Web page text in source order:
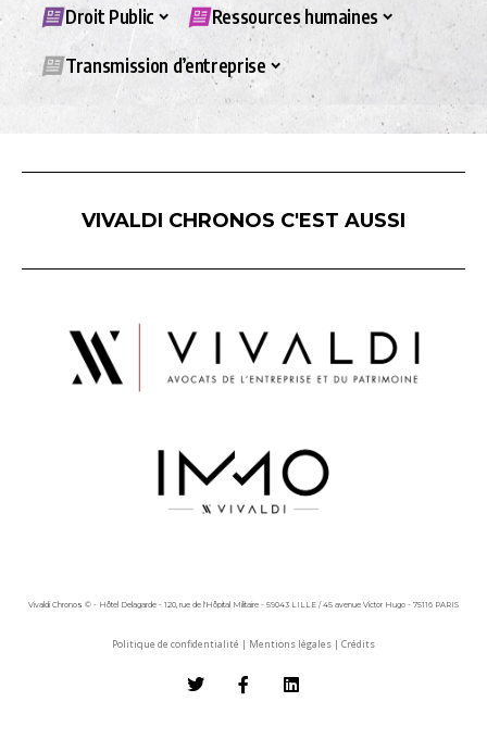
Droit Public Ressources humaines
Transmission d’entreprise
VIVALDI CHRONOS C'EST AUSSI
Vivaldi Chronos © - Hôtel Delagarde - 120, rue de l'Hôpital Militaire - 59043 LILLE / 45 avenue Victor Hugo - 75116 PARIS
Politique de confidentialité | Mentions légales | Crédits